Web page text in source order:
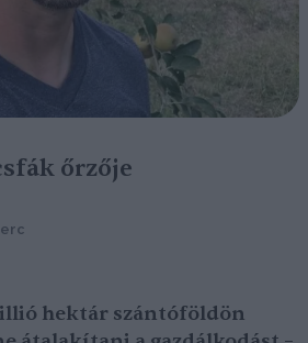
őrzője
hektár szántóföldön